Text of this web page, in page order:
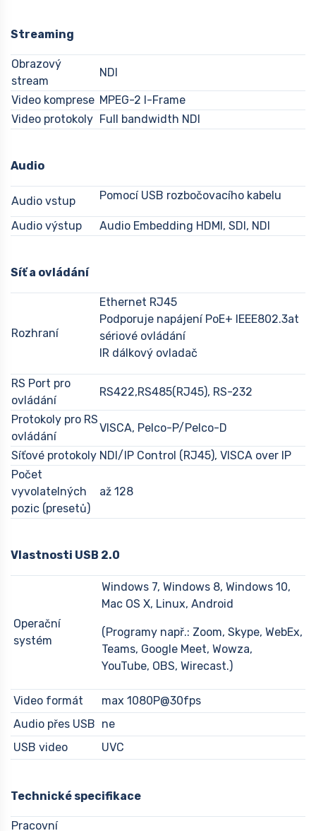
Streaming
Obrazový
stream
NDI
Video komprese MPEG-2 I-Frame
Video protokoly Full bandwidth NDI
Audio
Audio vstup Pomocí USB rozbočovacího kabelu
Audio výstup Audio Embedding HDMI, SDI, NDI
Síť a ovládání
Rozhraní
Ethernet RJ45
Podporuje napájení PoE+ IEEE802.3at
sériové ovládání
IR dálkový ovladač
RS Port pro
ovládání
RS422,RS485(RJ45), RS-232
Protokoly pro RS
ovládání
VISCA, Pelco-P/Pelco-D
Síťové protokoly NDI/IP Control (RJ45), VISCA over IP
Počet
vyvolatelných
pozic (presetů)
až 128
Vlastnosti USB 2.0
Operační
systém
Windows 7, Windows 8, Windows 10,
Mac OS X, Linux, Android
(Programy např.: Zoom, Skype, WebEx,
Teams, Google Meet, Wowza,
YouTube, OBS, Wirecast.)
Video formát
max 1080P@30fps
Audio přes USB ne
USB video
UVC
Technické specifikace
Pracovní